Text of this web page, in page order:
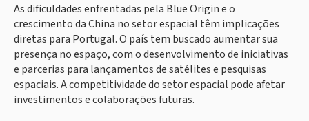
As dificuldades enfrentadas pela Blue Origin e o
crescimento da China no setor espacial têm implicações
diretas para Portugal. O país tem buscado aumentar sua
presença no espaço, com o desenvolvimento de iniciativas
e parcerias para lançamentos de satélites e pesquisas
espaciais. A competitividade do setor espacial pode afetar
investimentos e colaborações futuras.